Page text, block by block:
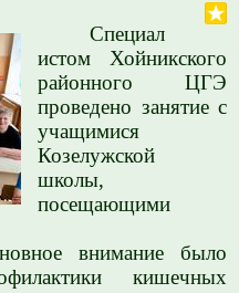
Специал
истом Хойникского
районного ЦГЭ
проведено занятие с
учащимися
Козелужской
школы,
посещающими
внимание было
кишечных